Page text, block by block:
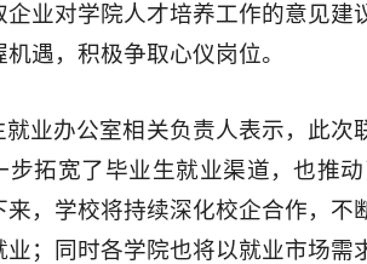
企业对学院人才培养工作的意见
机遇，积极争取心仪岗位。
就业办公室相关负责人表示，此次
步拓宽了毕业生就业渠道，也推
来，学校将持续深化校企合作，
业；同时各学院也将以就业市场